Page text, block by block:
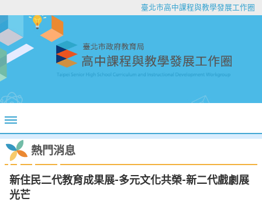
臺北市高中課程與教學發展工作圈
熱門消息
新住民二代教育成果展-多元文化共榮-新二代戲劇展
光芒